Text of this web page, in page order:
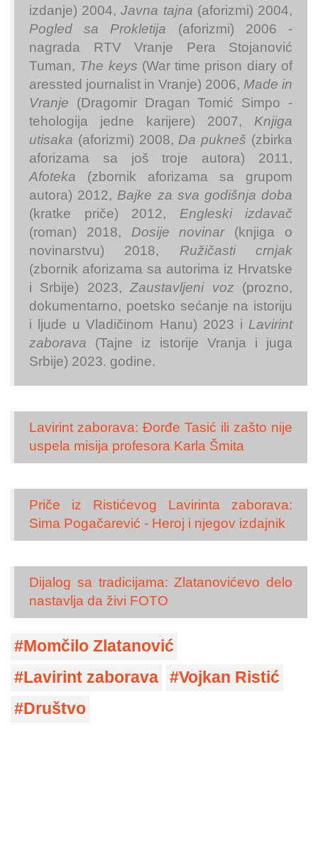
izdanje) 2004,Javna tajna (aforizmi) 2004,
Pogled sa Prokletija (aforizmi) 2006 -
nagrada RTV Vranje Pera Stojanović
Tuman, The keys (War time prison diary of
aressted journalist in Vranje) 2006, Made in
Vranje (Dragomir Dragan Tomić Simpo -
tehologija jedne karijere) 2007, Knjiga
utisaka (aforizmi) 2008, Da pukneš (zbirka
aforizama sa još troje autora) 2011,
Afoteka (zbornik aforizama sa grupom
autora) 2012, Bajke za sva godišnja doba
(kratke priče) 2012, Engleski izdavač
(roman) 2018, Dosije novinar (knjiga o
novinarstvu) 2018, Ružičasti crnjak
(zbornik aforizama sa autorima iz Hrvatske
i Srbije) 2023,Zaustavljeni voz (prozno,
dokumentarno, poetsko sećanje na istoriju
i ljude u Vladičinom Hanu) 2023 i Lavirint
zaborava (Tajne iz istorije Vranja i juga
Srbije) 2023. godine.
Lavirint zaborava: Đorđe Tasić ili zašto nije
uspela misija profesora Karla Šmita
Priče iz Ristićevog Lavirinta zaborava:
Sima Pogačarević - Heroj i njegov izdajnik
Dijalog sa tradicijama: Zlatanovićevo delo
nastavlja da živi FOTO
Momčilo Zlatanović
Lavirint zaborava
Vojkan Ristić
Društvo